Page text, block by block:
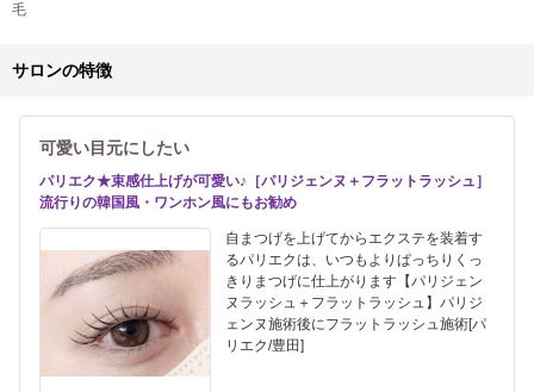
毛
サロンの特徴
可愛い目元にしたい
パリエク★束感仕上げが可愛い♪［パリジェンヌ＋フラットラッシュ］
流行りの韓国風・ワンホン風にもお勧め
自まつげを上げてからエクステを装着す
るパリエクは、いつもよりぱっちりくっ
きりまつげに仕上がります【パリジェン
ヌラッシュ＋フラットラッシュ】パリジ
ェンヌ施術後にフラットラッシュ施術[パ
リエク/豊田]